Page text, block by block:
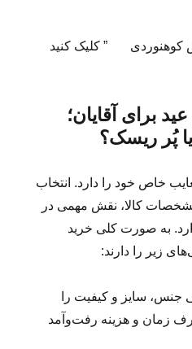
کوهنوردی ” کلیک کنید
برای آقایان؛
یا پُر ریسک؟
خاص خود را دارد. انتخاب
کالا، نقش مهمی در
به صورت کلی خرید
زیر را دارند:
سایز و کیفیت را
زمان و هزینه رفت‌وآمد